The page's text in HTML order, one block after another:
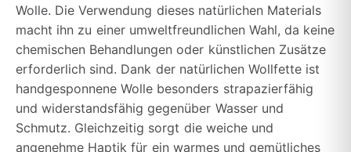
Wolle. Die Verwendung dieses natürlichen Materials
macht ihn zu einer umweltfreundlichen Wahl, da keine
chemischen Behandlungen oder künstlichen Zusätze
erforderlich sind. Dank der natürlichen Wollfette ist
handgesponnene Wolle besonders strapazierfähig
und widerstandsfähig gegenüber Wasser und
Schmutz. Gleichzeitig sorgt die weiche und
angenehme Haptik für ein warmes und gemütliches